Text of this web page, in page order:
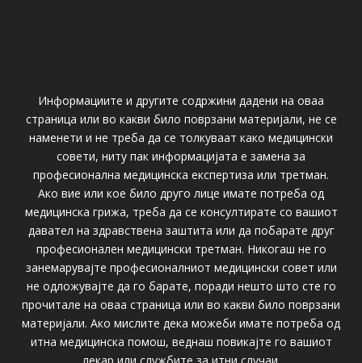
Информациите и другите содржини дадени на оваа
страница или во какви било поврзани материјали, не се
наменети и не треба да се толкуваат како медицински
совети, ниту пак информацијата е замена за
професионална медицинска експертиза или третман.
Ако вие или кое било друго лице имате потреба од
медицинска грижа, треба да се консултирате со вашиот
давател на здравствена заштита или да побарате друг
професионален медицински третман. Никогаш не го
занемарувајте професионалниот медицински совет или
не одложувајте да го барате, поради нешто што сте го
прочитале на оваа страница или во какви било поврзани
материјали. Ако мислите дека можеби имате потреба од
итна медицинска помош, веднаш повикајте го вашиот